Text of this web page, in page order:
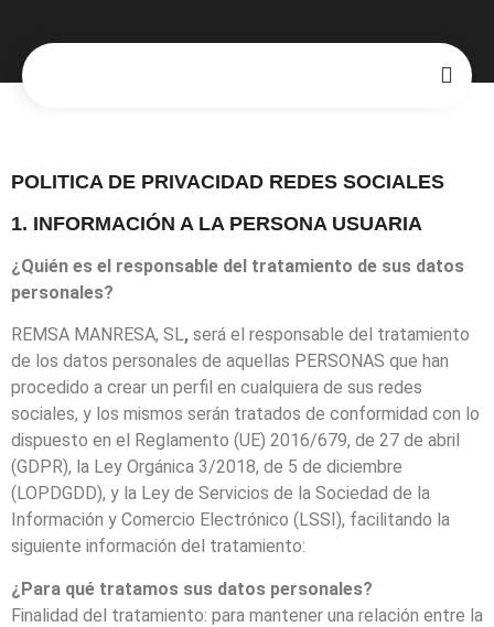
POLITICA DE PRIVACIDAD REDES SOCIALES
1. INFORMACIÓN A LA PERSONA USUARIA
¿Quién es el responsable del tratamiento de sus datos
personales?
REMSA MANRESA, SL, será el responsable del tratamiento
de los datos personales de aquellas PERSONAS que han
procedido a crear un perfil en cualquiera de sus redes
sociales, y los mismos serán tratados de conformidad con lo
dispuesto en el Reglamento (UE) 2016/679, de 27 de abril
(GDPR), la Ley Orgánica 3/2018, de 5 de diciembre
(LOPDGDD), y la Ley de Servicios de la Sociedad de la
Información y Comercio Electrónico (LSSI), facilitando la
siguiente información del tratamiento:
¿Para qué tratamos sus datos personales?
Finalidad del tratamiento: para mantener una relación entre la